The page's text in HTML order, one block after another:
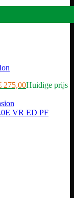
275,00Huidige prijs